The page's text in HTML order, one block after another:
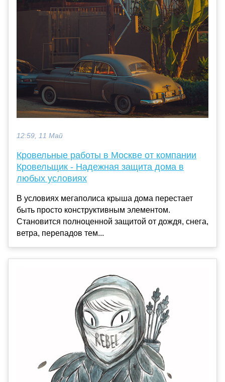
12:59, 11 Май
Кровельные работы в Москве от компании
Кровельщик - Надежная защита дома в
любых условиях
В условиях мегаполиса крыша дома перестает
быть просто конструктивным элементом.
Становится полноценной защитой от дождя, снега,
ветра, перепадов тем...